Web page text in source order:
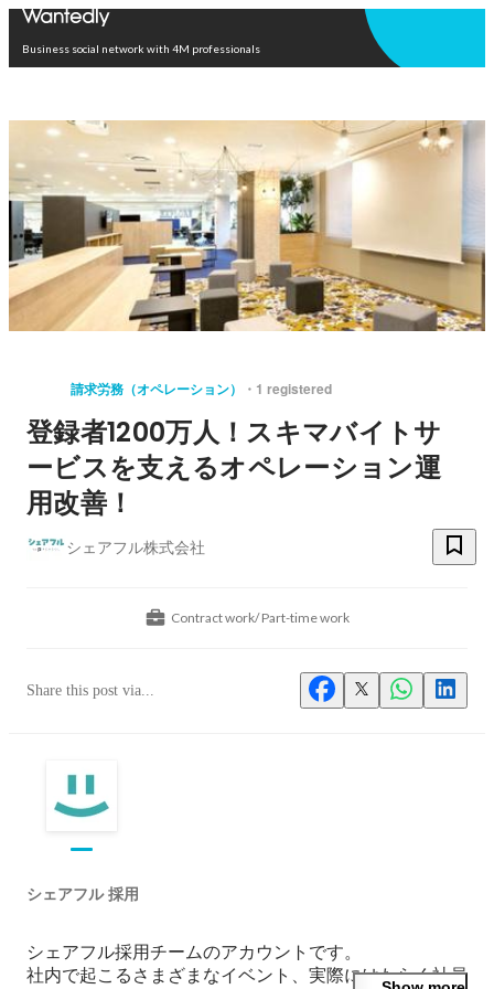
Business social network with 4M professionals
請求労務（オペレーション） 1 registered
登録者1200万人！スキマバイトサ
ービスを支えるオペレーション運
用改善！
シェアフル株式会社
Contract work/ Part-time work
Share this post via...
シェアフル 採用
シェアフル採用チームのアカウントです。
社内で起こるさまざまなイベント、実際にはたらく社員